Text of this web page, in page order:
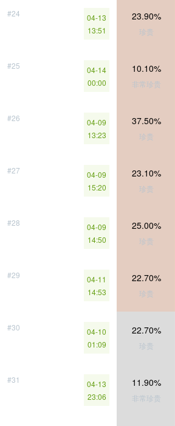
#24
04-13
13:51
23.90%
珍贵
#25
04-14
00:00
10.10%
非常珍贵
#26
04-09
13:23
37.50%
珍贵
#27
04-09
15:20
23.10%
珍贵
#28
04-09
14:50
25.00%
珍贵
#29
04-11
14:53
22.70%
珍贵
#30
04-10
01:09
22.70%
珍贵
#31
04-13
23:06
11.90%
非常珍贵